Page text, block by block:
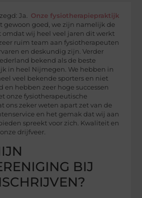
Ja. Onze fysiotherapiepraktijk
gewoon goed, we zijn namelijk de
omdat wij heel veel jaren dit werkt
ruim team aan fysiotherapeuten
en deskundig zijn. Verder
bekend als de beste
in heel Nijmegen. We hebben in
veel bekende sporters en niet
en hebben zeer hoge successen
onze fysiotherapeutische
ons zeker weten apart zet van de
en het gemak dat wij aan
spreekt voor zich. Kwaliteit en
drijfveer.
BIJ